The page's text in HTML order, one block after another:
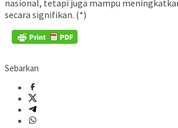
nasional, tetapi juga mampu
secara signifikan. (*)
Sebarkan